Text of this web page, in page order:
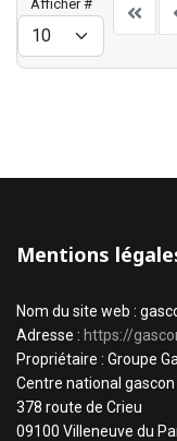
Afficher #
Mentions
Nom du site web :
Adresse : https://
Propriétaire : Groupe
Centre national gascon
378 route de Crieu
09100 Villeneuve du